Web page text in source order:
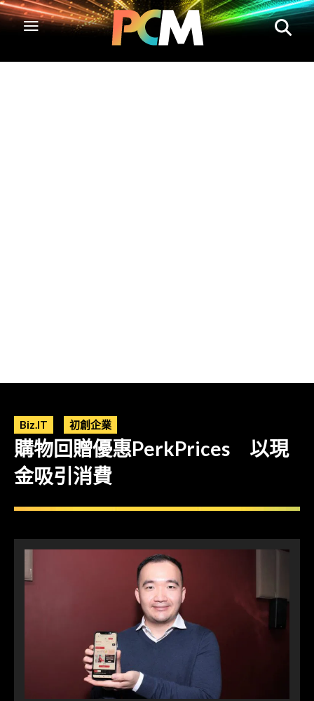
Biz.IT 初創企業
購物回贈優惠PerkPrices 以現
金吸引消費